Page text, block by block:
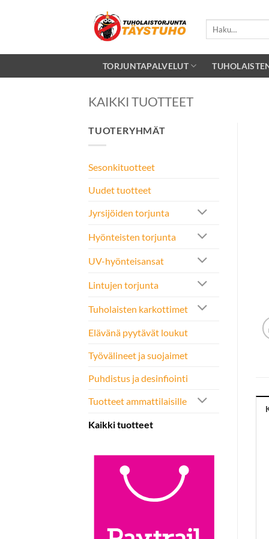
TORJUNTAPALVELUT
KAIKKI TUOTTEET
TUOTERYHMÄT
Sesonkituotteet
Uudet tuotteet
Jyrsijöiden torjunta
Hyönteisten torjunta
UV-hyönteisansat
Lintujen torjunta
Tuholaisten karkottimet
Elävänä pyytävät loukut
Työvälineet ja suojaimet
Puhdistus ja desinfiointi
Tuotteet ammattilaisille
Kaikki tuotteet